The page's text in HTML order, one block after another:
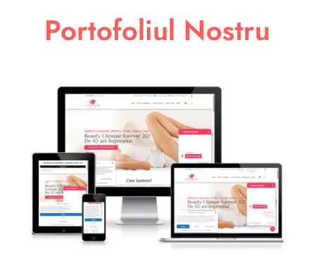
Portofoliul Nostru